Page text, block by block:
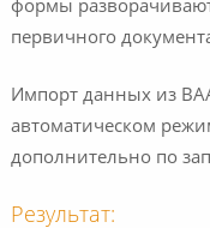
формы
первичного
Импорт данных из
автоматическом
дополнительно по
Результат: